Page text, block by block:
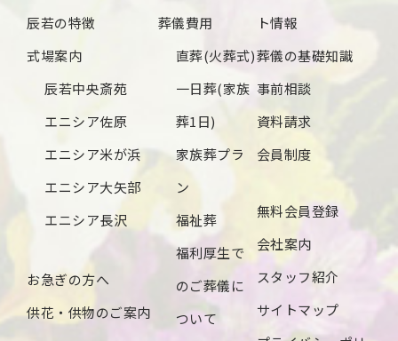
2024年4月
2024年3月
2024年1月
2023年12月
辰若の特徴
式場案内
辰若中央斎苑
エニシア佐原
エニシア米が浜
エニシア大矢部
エニシア長沢
お急ぎの方へ
供花・供物のご案内
葬儀費用
直葬(火葬式)
一日葬(家族
葬1日)
家族葬プラ
ン
福祉葬
福利厚生で
のご葬儀に
ついて
ト情報
葬儀の基礎知識
事前相談
資料請求
会員制度
無料会員登録
会社案内
スタッフ紹介
サイトマップ